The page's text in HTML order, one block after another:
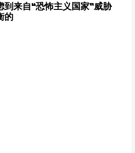
到来自“恐怖主义国家”威胁
的